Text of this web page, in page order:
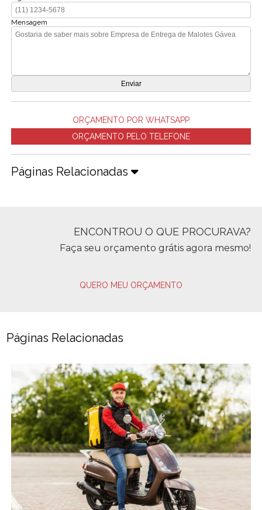
Mensagem
ORÇAMENTO POR WHATSAPP
ORÇAMENTO PELO TELEFONE
Páginas Relacionadas
ENCONTROU O QUE PROCURAVA?
Faça seu orçamento grátis agora mesmo!
QUERO MEU ORÇAMENTO
Páginas Relacionadas